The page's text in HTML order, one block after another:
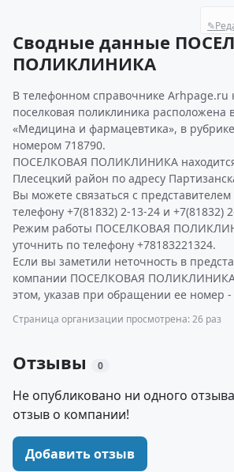
✎
Сводные данные
ПОЛИКЛИНИКА
В телефонном справочнике Arhpage.ru
поселковая поликлиника расположена
«Медицина и фармацевтика», в
номером 718790.
ПОСЕЛКОВАЯ ПОЛИКЛИНИКА находится
Плесецкий район по адресу
Вы можете связаться с
телефону +7(81832) 2-13-24 и +7(81832)
Режим работы ПОСЕЛКОВАЯ
уточнить по телефону +78183221324.
Если вы заметили неточность в
компании ПОСЕЛКОВАЯ
этом, указав при обращении ее номер
Страница организации просмотрена: 26 раз
Отзывы 0
Не опубликовано ни одного
отзыв о компании!
Добавить отзыв